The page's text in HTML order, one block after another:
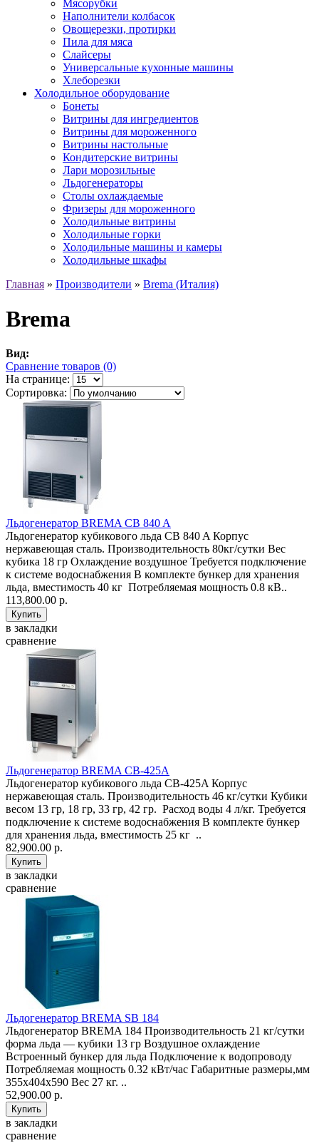
Мясорубки
Наполнители колбасок
Овощерезки, протирки
Пила для мяса
Слайсеры
Универсальные кухонные машины
Хлеборезки
Холодильное оборудование
Бонеты
Витрины для ингредиентов
Витрины для мороженного
Витрины настольные
Кондитерские витрины
Лари морозильные
Льдогенераторы
Столы охлаждаемые
Фризеры для мороженного
Холодильные витрины
Холодильные горки
Холодильные машины и камеры
Холодильные шкафы
Главная » Производители » Brema (Италия)
Brema
Вид:
Сравнение товаров (0)
На странице:
Сортировка:
Льдогенератор BREMA CB 840 A
Льдогенератор кубикового льда CB 840 A Корпус
нержавеющая сталь. Производительность 80кг/сутки Вес
кубика 18 гр Охлаждение воздушное Требуется подключение
к системе водоснабжения В комплекте бункер для хранения
льда, вместимость 40 кг Потребляемая мощность 0.8 кВ..
113,800.00 р.
в закладки
сравнение
Льдогенератор BREMA CB-425A
Льдогенератор кубикового льда CB-425A Корпус
нержавеющая сталь. Производительность 46 кг/сутки Кубики
весом 13 гр, 18 гр, 33 гр, 42 гр. Расход воды 4 л/кг. Требуется
подключение к системе водоснабжения В комплекте бункер
для хранения льда, вместимость 25 кг ..
82,900.00 р.
в закладки
сравнение
Льдогенератор BREMA SB 184
Льдогенератор BREMA 184 Производительность 21 кг/сутки
форма льда — кубики 13 гр Воздушное охлаждение
Встроенный бункер для льда Подключение к водопроводу
Потребляемая мощность 0.32 кВт/час Габаритные размеры,мм
355х404х590 Вес 27 кг. ..
52,900.00 р.
в закладки
сравнение